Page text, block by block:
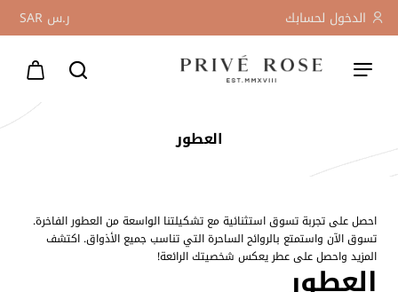
الدخول لحسابك ر.س SAR
العطور
احصل على تجربة تسوق استثنائية مع تشكيلتنا الواسعة من العطور الفاخرة.
تسوق الآن واستمتع بالروائح الساحرة التي تناسب جميع الأذواق. اكتشف
المزيد واحصل على عطر يعكس شخصيتك الرائعة!